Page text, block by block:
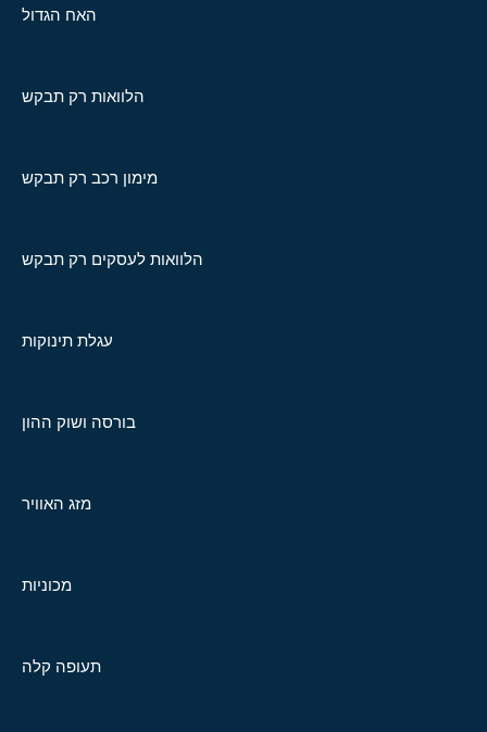
האח הגדול
הלוואות רק תבקש
מימון רכב רק תבקש
הלוואות לעסקים רק תבקש
עגלת תינוקות
בורסה ושוק ההון
מזג האוויר
מכוניות
תעופה קלה